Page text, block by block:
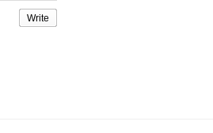
Write